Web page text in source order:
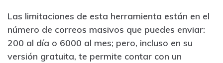
Las limitaciones de esta herramienta están en el
número de correos masivos que puedes enviar:
200 al día o 6000 al mes; pero, incluso en su
versión gratuita, te permite contar con un